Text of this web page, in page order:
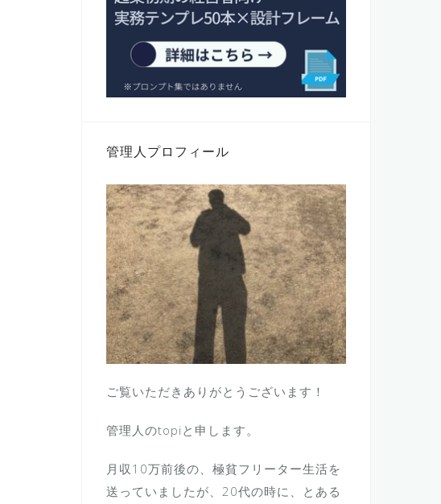
管理人プロフィール
ご覧いただきありがとうございます！
管理人のtopiと申します。
月収10万前後の、極貧フリーター生活を
送っていましたが、20代の時に、とある